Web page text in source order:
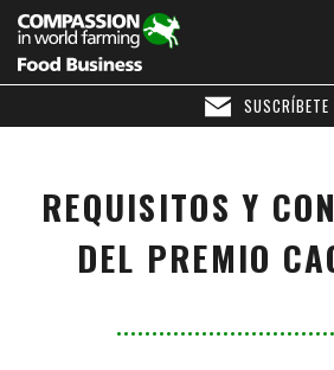
SUSCRÍBETE
REQUISITOS Y
DEL PREMIO